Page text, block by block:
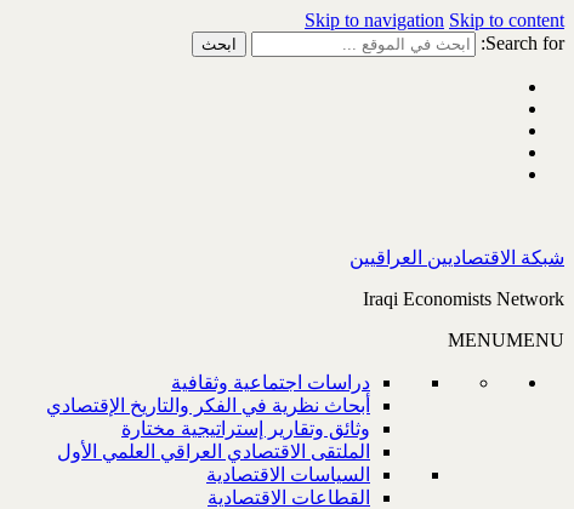
Skip to navigation Skip to content
Search for:
شبكة الاقتصاديين العراقيين
Iraqi Economists Network
MENUMENU
دراسات اجتماعية وثقافية
أبحاث نظرية في الفكر والتاريخ الإقتصادي
وثائق وتقارير إستراتيجية مختارة
الملتقى الاقتصادي العراقي العلمي الأول
السياسات الاقتصادية
القطاعات الاقتصادية